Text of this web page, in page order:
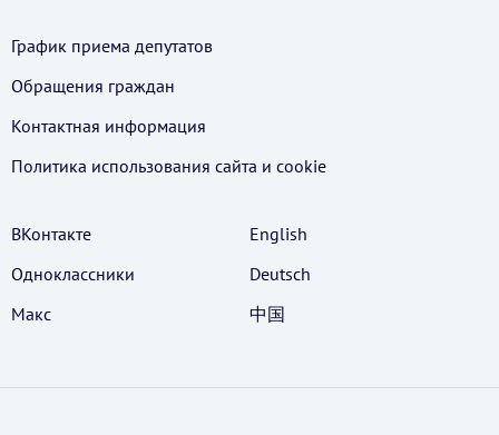
График приема депутатов
Обращения граждан
Контактная информация
Политика использования cайта и cookie
ВКонтакте
Одноклассники
Макс
English
Deutsch
中国